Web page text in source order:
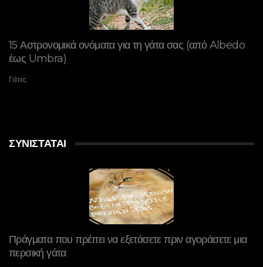
15 Αστρονομικά ονόματα για τη γάτα σας (από Albedo
έως Umbra)
Γάτες
ΣΥΝΙΣΤΆΤΑΙ
Πράγματα που πρέπει να εξετάσετε πριν αγοράσετε μια
περσική γάτα